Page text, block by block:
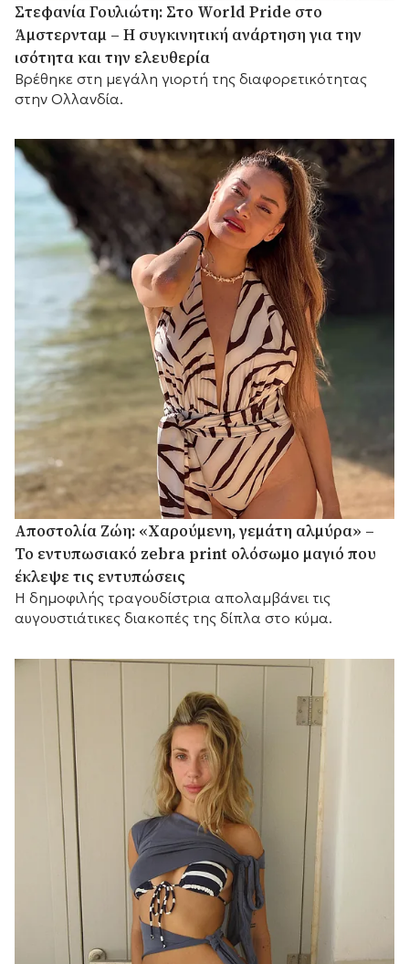
Στεφανία Γουλιώτη: Στο World Pride στο
Άμστερνταμ – Η συγκινητική ανάρτηση για την
ισότητα και την ελευθερία
Βρέθηκε στη μεγάλη γιορτή της διαφορετικότητας
στην Ολλανδία.
Αποστολία Ζώη: «Χαρούμενη, γεμάτη αλμύρα» –
Το εντυπωσιακό zebra print ολόσωμο μαγιό που
έκλεψε τις εντυπώσεις
Η δημοφιλής τραγουδίστρια απολαμβάνει τις
αυγουστιάτικες διακοπές της δίπλα στο κύμα.